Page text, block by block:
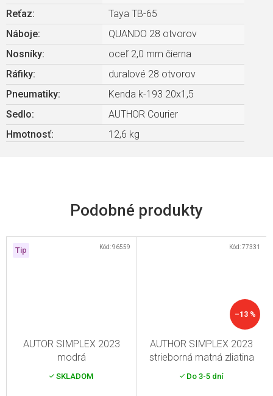
Reťaz:
Taya TB-65
Náboje:
QUANDO 28 otvorov
Nosníky:
oceľ 2,0 mm čierna
Ráfiky:
duralové 28 otvorov
Pneumatiky:
Kenda k-193 20x1,5
Sedlo:
AUTHOR Courier
Hmotnosť: 12,6 kg
Tip
AUTOR SIMPLEX 2023
modrá
SKLADOM
Kód:96559
–13 %
AUTHOR SIMPLEX 2023
strieborná matná zliatina
Do 3-5 dní
Kód: 77331